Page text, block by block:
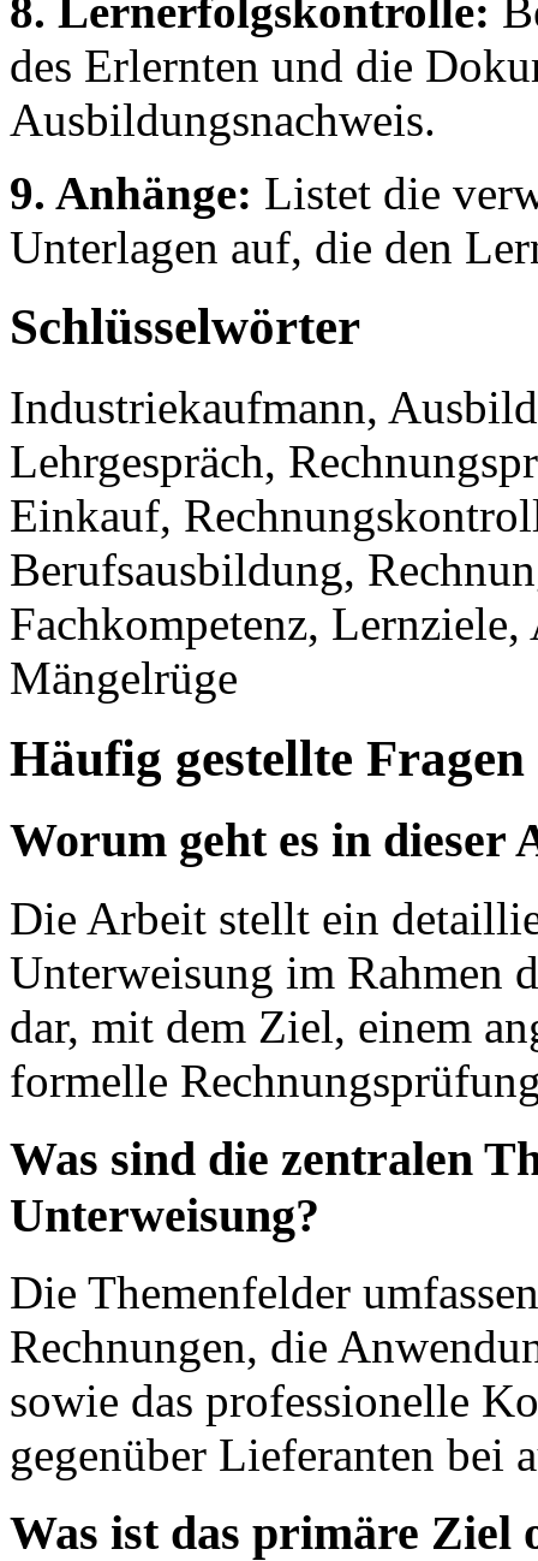
8. Lernerfolgskontrolle:
des Erlernten und die
Ausbildungsnachweis.
9. Anhänge: Listet die
Unterlagen auf, die den
Schlüsselwörter
Industriekaufmann,
Lehrgespräch,
Einkauf,
Berufsausbildung,
Fachkompetenz,
Mängelrüge
Häufig gestellte Fragen
Worum geht es in dieser
Die Arbeit stellt ein
Unterweisung im Rahmen
dar, mit dem Ziel, einem
formelle
Was sind die zentralen
Unterweisung?
Die Themenfelder
Rechnungen, die
sowie das professionelle
gegenüber Lieferanten bei
Was ist das primäre Ziel